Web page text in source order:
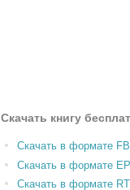
Скачать книгу
Скачать в формате
Скачать в формате
Скачать в формате